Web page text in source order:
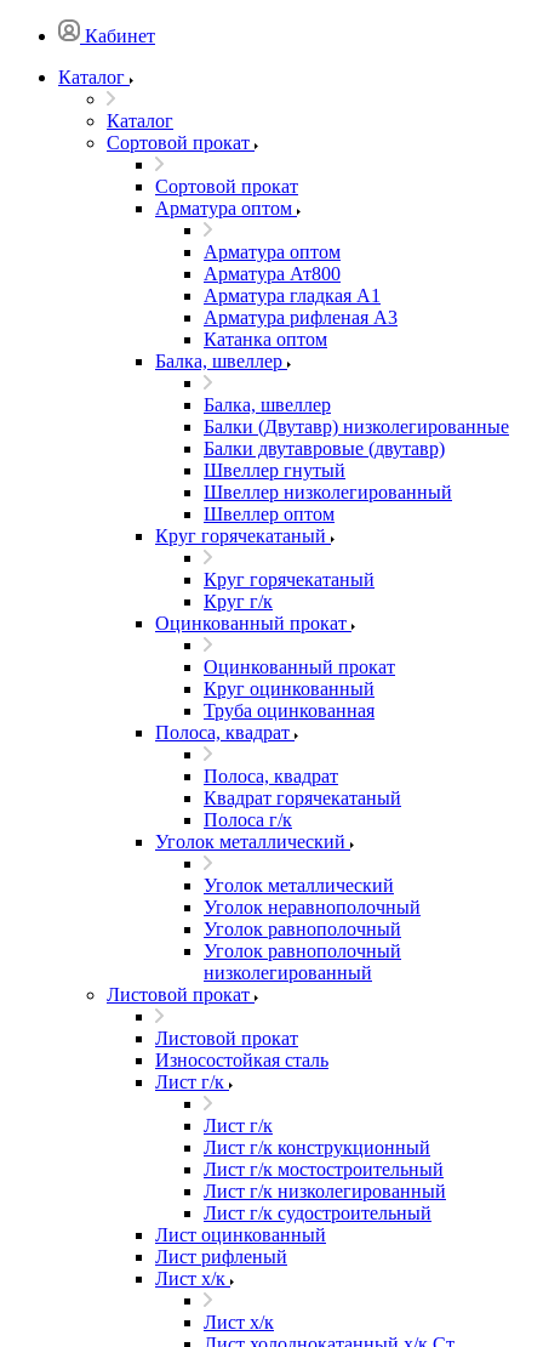
Кабинет
Каталог
Каталог
Сортовой прокат
Сортовой прокат
Арматура оптом
Арматура оптом
Арматура Ат800
Арматура гладкая А1
Арматура рифленая А3
Катанка оптом
Балка, швеллер
Балка, швеллер
Балки (Двутавр) низколегированные
Балки двутавровые (двутавр)
Швеллер гнутый
Швеллер низколегированный
Швеллер оптом
Круг горячекатаный
Круг горячекатаный
Круг г/к
Оцинкованный прокат
Оцинкованный прокат
Круг оцинкованный
Труба оцинкованная
Полоса, квадрат
Полоса, квадрат
Квадрат горячекатаный
Полоса г/к
Уголок металлический
Уголок металлический
Уголок неравнополочный
Уголок равнополочный
Уголок равнополочный
низколегированный
Листовой прокат
Листовой прокат
Износостойкая сталь
Лист г/к
Лист г/к
Лист г/к конструкционный
Лист г/к мостостроительный
Лист г/к низколегированный
Лист г/к судостроительный
Лист оцинкованный
Лист рифленый
Лист х/к
Лист х/к